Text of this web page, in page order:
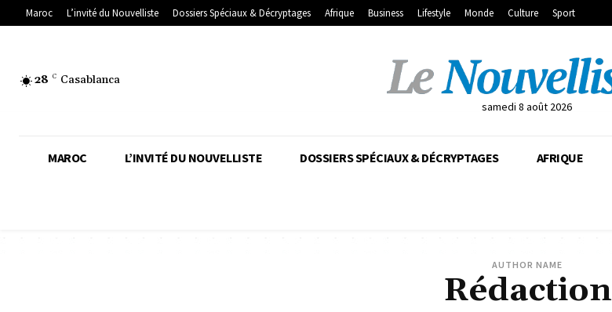
Maroc L’invité du Nouvelliste Dossiers Spéciaux & Décryptages Afrique Business Lifestyle Monde Culture Sport
28 C Casablanca
samedi 8 août 2026
MAROC L’INVITÉ DU NOUVELLISTE DOSSIERS SPÉCIAUX & DÉCRYPTAGES AFRIQUE
AUTHOR NAME
Rédaction